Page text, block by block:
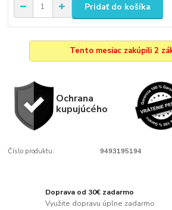
Pridať do košíka
Tento mesiac zakúpili 2
Ochrana
kupujúcého
Číslo produktu: 9493195194
Doprava od 30€ zadarmo
Využite dopravu úplne zadarmo